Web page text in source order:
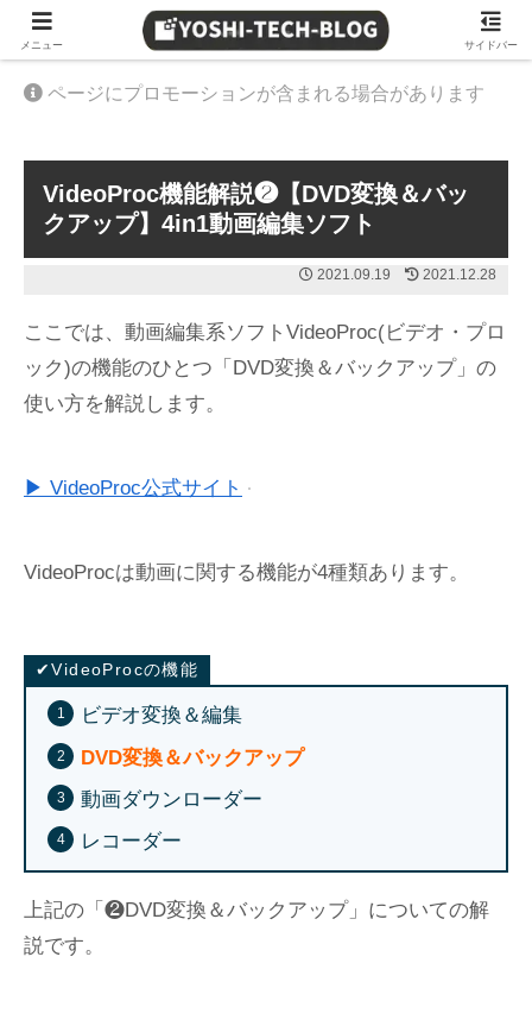
≫ Amazon 日替わりタイムセール
ページにプロモーションが含まれる場合があります
VideoProc機能解説❷【DVD変換＆バッ
クアップ】4in1動画編集ソフト
2021.09.19 2021.12.28
ここでは、動画編集系ソフトVideoProc(ビデオ・プロ
ック)の機能のひとつ「DVD変換＆バックアップ」の
使い方を解説します。
▶ VideoProc公式サイト
VideoProcは動画に関する機能が4種類あります。
✔VideoProcの機能
ビデオ変換＆編集
DVD変換＆バックアップ
動画ダウンローダー
レコーダー
上記の「❷DVD変換＆バックアップ」についての解
説です。
メニュー サイドバー